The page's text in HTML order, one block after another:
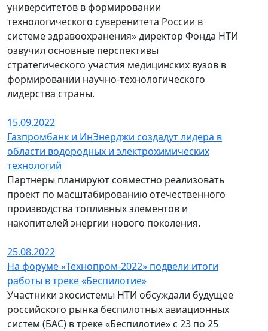
университетов в формировании
технологического суверенитета России в
системе здравоохранения» директор Фонда НТИ
озвучил основные перспективы
стратегического участия медицинских вузов в
формировании научно-технологического
лидерства страны.
15.09.2022
Газпромбанк и ИнЭнерджи создадут лидера в
области водородных и электрохимических
технологий
Партнеры планируют совместно реализовать
проект по масштабированию отечественного
производства топливных элементов и
накопителей энергии нового поколения.
25.08.2022
На форуме «Технопром-2022» подвели итоги
работы в треке «Беспилотие»
Участники экосистемы НТИ обсуждали будущее
российского рынка беспилотных авиационных
систем (БАС) в треке «Беспилотие» с 23 по 25